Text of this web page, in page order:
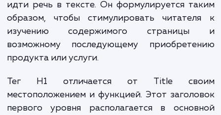
быть схожи по содержанию, но при
дублировать друг друга полностью. Тег
служит инструментом для поисковых
помогая им оценить, насколько
Он специфичен для поисковых систем и
выдаче таких поисковиков, как